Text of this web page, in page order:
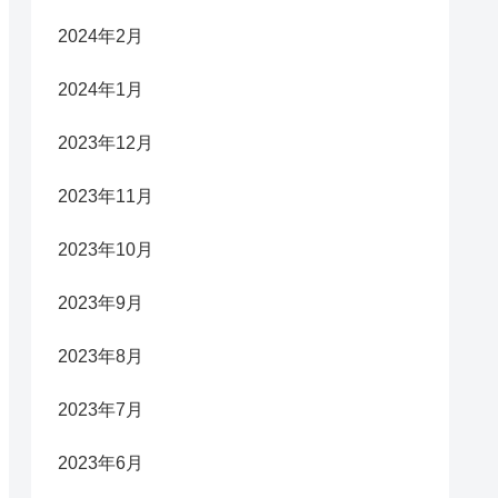
2024年2月
2024年1月
2023年12月
2023年11月
2023年10月
2023年9月
2023年8月
2023年7月
2023年6月